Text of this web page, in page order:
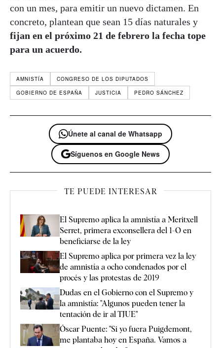
con un mes, para emitir un nuevo dictamen. En
concreto, plantean que sean 15 días naturales y
fijan en el próximo 21 de febrero la fecha tope
para un acuerdo.
AMNISTÍA
CONGRESO DE LOS DIPUTADOS
GOBIERNO DE ESPAÑA
JUSTICIA PEDRO SÁNCHEZ
Únete al canal de Whatsapp
Síguenos en Google News
TE PUEDE INTERESAR
El Supremo aplica la amnistía a Meritxell
Serret, primera exconsellera del 1-O en
beneficiarse de la ley
El Supremo aplica por primera vez la ley
de amnistía a ocho condenados por el
procés y las protestas de 2019
Dudas en el Gobierno con el Supremo y
la amnistía: "Algunos pueden tener la
tentación de ir al TJUE"
Óscar Puente: "Si yo fuera Puigdemont,
me plantaba hoy en España. Vamos a